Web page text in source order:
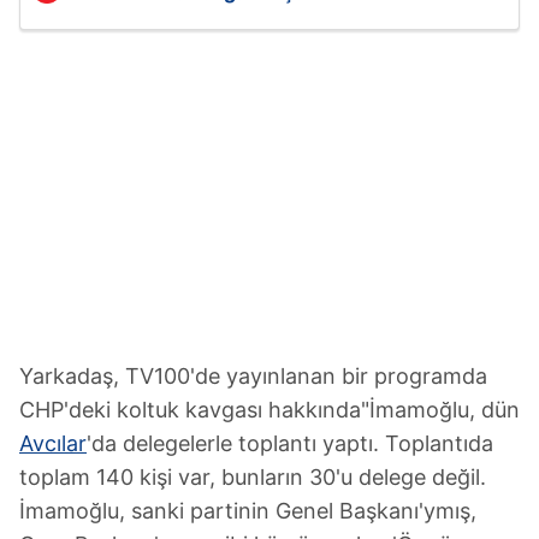
Yarkadaş, TV100'de yayınlanan bir programda
CHP'deki koltuk kavgası hakkında"İmamoğlu, dün
Avcılar'da delegelerle toplantı yaptı. Toplantıda
toplam 140 kişi var, bunların 30'u delege değil.
İmamoğlu, sanki partinin Genel Başkanı'ymış,